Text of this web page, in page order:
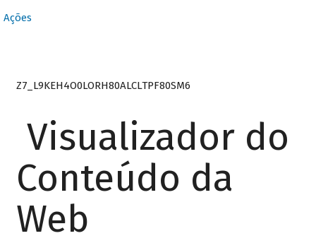
Ações
Z7_L9KEH4O0LORH80ALCLTPF80SM6
Visualizador do
Conteúdo da
Web